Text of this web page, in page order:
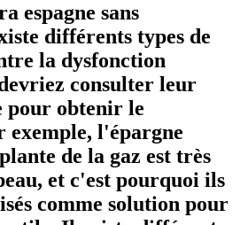
espagne sans
différents types de
la dysfonction
consulter leur
pour obtenir le
exemple, l'épargne
de la gaz est très
et c'est pourquoi ils
comme solution pour